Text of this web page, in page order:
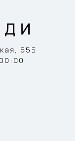
55Б